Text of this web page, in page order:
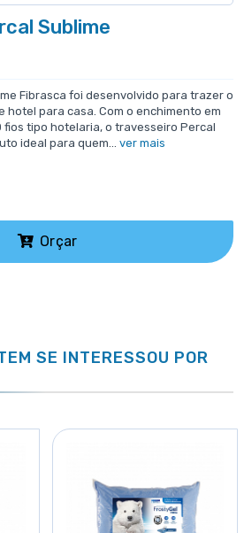
Sublime
Fibrasca foi desenvolvido para trazer o
para casa. Com o enchimento em
fios tipo hotelaria, o travesseiro Percal
ideal para quem... ver mais
Orçar
SE INTERESSOU POR